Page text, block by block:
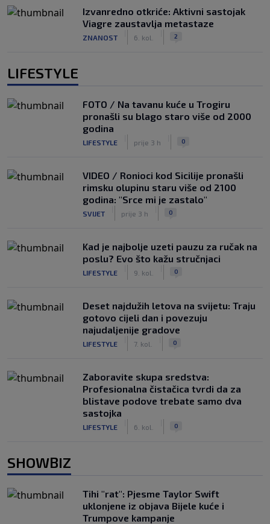
Izvanredno otkriće: Aktivni sastojak
Viagre zaustavlja metastaze
ZNANOST 6. kol. 2
LIFESTYLE
FOTO / Na tavanu kuće u Trogiru
pronašli su blago staro više od 2000
godina
LIFESTYLE prije 3 h 0
VIDEO / Ronioci kod Sicilije pronašli
rimsku olupinu staru više od 2100
godina: "Srce mi je zastalo"
SVIJET prije 3 h 0
Kad je najbolje uzeti pauzu za ručak na
poslu? Evo što kažu stručnjaci
LIFESTYLE 9. kol. 0
Deset najdužih letova na svijetu: Traju
gotovo cijeli dan i povezuju
najudaljenije gradove
LIFESTYLE 7. kol. 0
Zaboravite skupa sredstva:
Profesionalna čistačica tvrdi da za
blistave podove trebate samo dva
sastojka
LIFESTYLE 6. kol. 0
SHOWBIZ
Tihi "rat": Pjesme Taylor Swift
uklonjene iz objava Bijele kuće i
Trumpove kampanje